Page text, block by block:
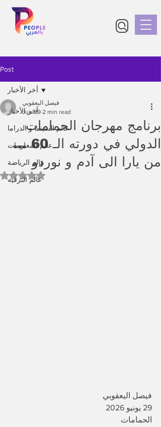
Post
أخر الأخبار
عالم السينما و الدراما
عالم المعلومات
عالم الرياضة
عالم الترفيه
أخر الأخبار
برنامج مهرجان الحمامات
الدولي في دورته الـ 60 ...
من يارا الى آدم و نوردو
فيصل اليعقوبي
Jun 29 2 min read
Rated NaN out of 5 stars.
فيصل اليعقوبي
29 يونيو 2026
الحمامات